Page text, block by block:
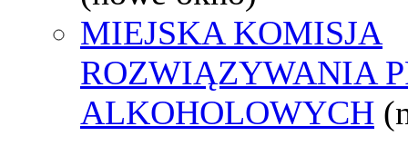
MIEJSKA KOMISJA
ROZWIĄZYWANIA
ALKOHOLOWYCH